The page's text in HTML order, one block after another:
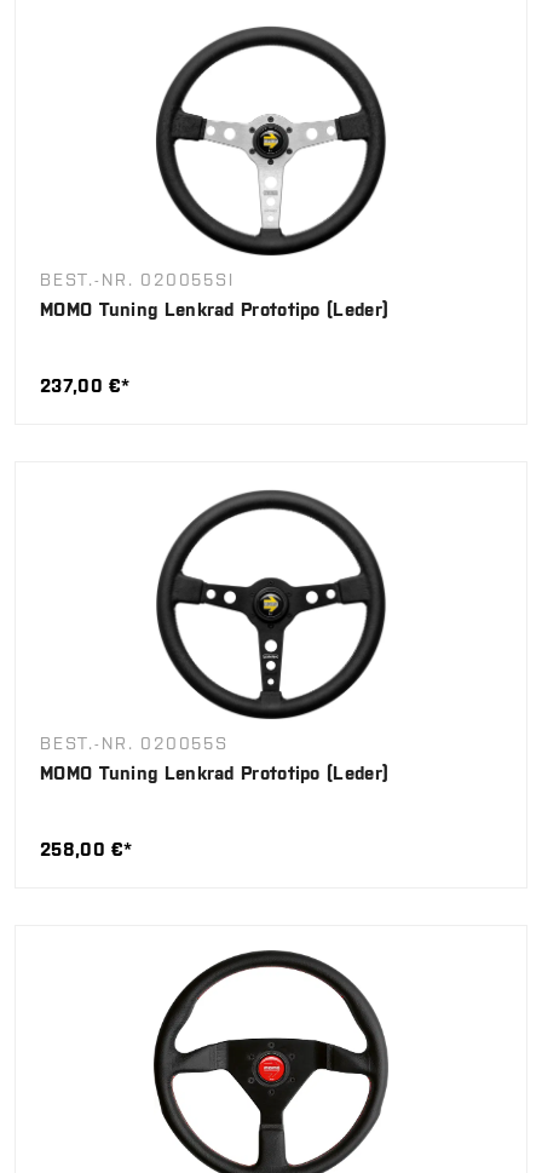
BEST.-NR. 020055SI
MOMO Tuning Lenkrad Prototipo (Leder)
237,00 €*
BEST.-NR. 020055S
MOMO Tuning Lenkrad Prototipo (Leder)
258,00 €*